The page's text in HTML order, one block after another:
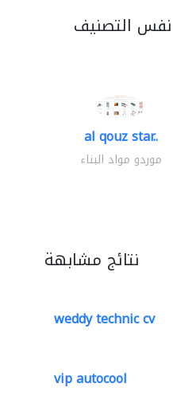
نفس التصنيف
al qouz star..
موردو مواد البناء
نتائج مشابهة
weddy technic cv
vip autocool